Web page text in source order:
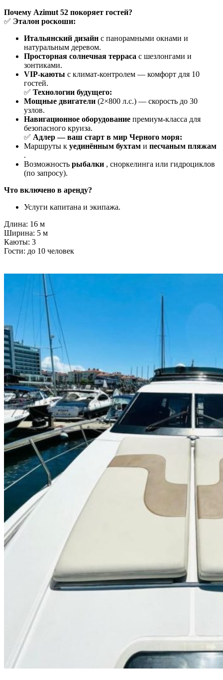
Почему Azimut 52 покоряет гостей?
✅ Эталон роскоши:
Итальянский дизайн с панорамными окнами и
натуральным деревом.
Просторная солнечная терраса с шезлонгами и
зонтиками.
VIP-каюты с климат-контролем — комфорт для 10
гостей.
✅ Технологии будущего:
Мощные двигатели (2×800 л.с.) — скорость до 30
узлов.
Навигационное оборудование премиум-класса для
безопасного круиза.
✅ Адлер — ваш старт в мир Черного моря:
Маршруты к уединённым бухтам и песчаным пляжам
.
Возможность рыбалки , сноркелинга или гидроциклов
(по запросу).
Что включено в аренду?
Услуги капитана и экипажа.
Длина: 16 м
Ширина: 5 м
Каюты: 3
Гости: до 10 человек